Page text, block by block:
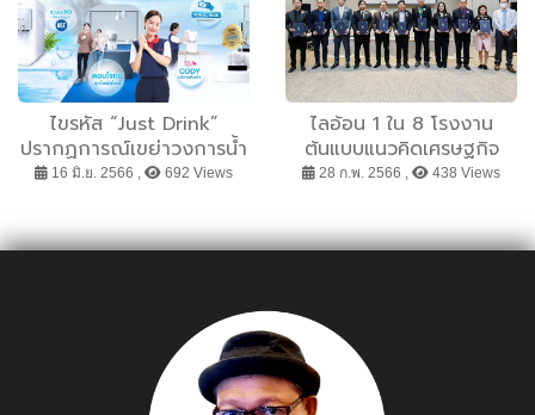
ไขรหัส “Just Drink”
ปรากฏการณ์เขย่าวงการน้ำ
ดื่มไทย
16 มิ.ย. 2566 , 692 Views
ไลอ้อน 1 ใน 8 โรงงาน
ต้นแบบแนวคิดเศรษฐกิจ
หมุนเวียน ภายใต้โครงการ
28 ก.พ. 2566 , 438 Views